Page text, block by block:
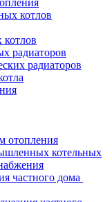
котлов
радиаторов
радиаторов
отопления
котельных
частного дома